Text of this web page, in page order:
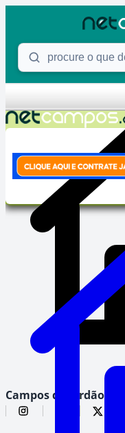
Procure o que deseja
Campos do Jordão,